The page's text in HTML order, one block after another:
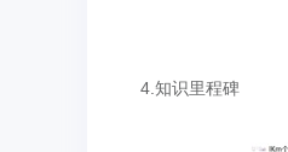
4.知识里程碑